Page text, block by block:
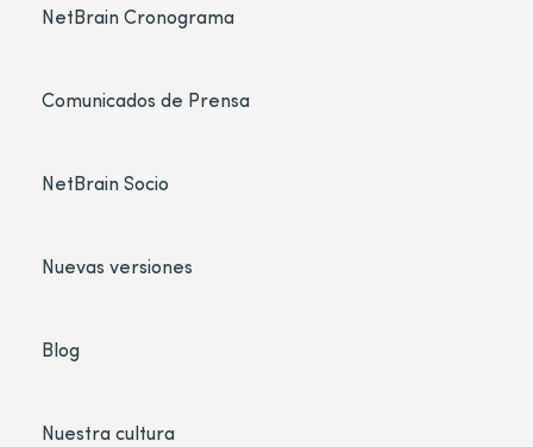
NetBrain Cronograma
Comunicados de Prensa
NetBrain Socio
Nuevas versiones
Blog
Nuestra cultura